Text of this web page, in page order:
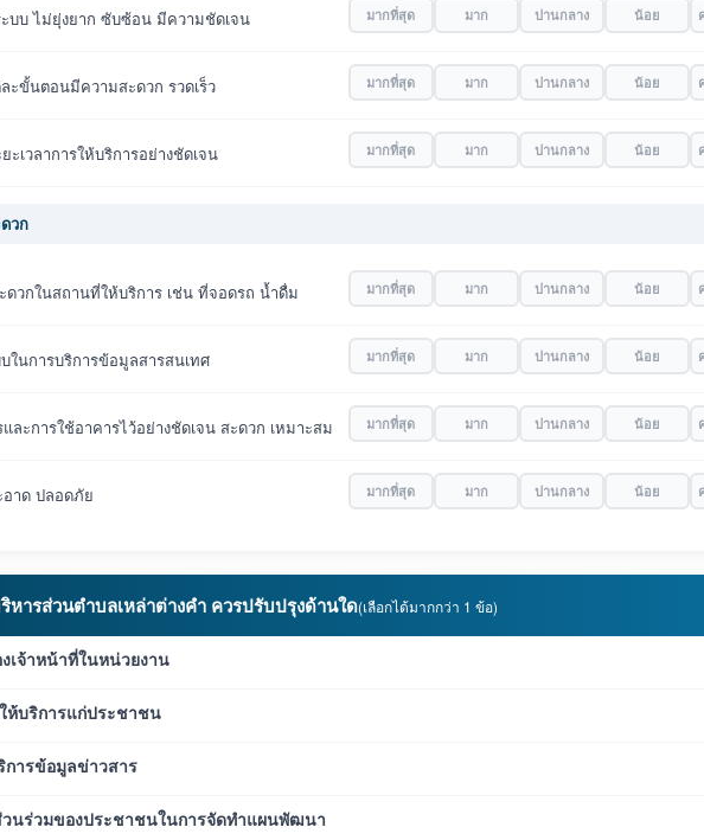
บบ ไม่ยุ่งยาก ซับซ้อน มีความชัดเจน มากที่สุด มาก ปานกลาง น้อย
ะขั้นตอนมีความสะดวก รวดเร็ว มากที่สุด มาก ปานกลาง น้อย
เวลาการให้บริการอย่างชัดเจน มากที่สุด มาก ปานกลาง น้อย
วก
ดวกในสถานที่ให้บริการ เช่น ที่จอดรถ น้ำดื่ม มากที่สุด มาก ปานกลาง น้อย
ในการบริการข้อมูลสารสนเทศ มากที่สุด มาก ปานกลาง น้อย
ละการใช้อาคารไว้อย่างชัดเจน สะดวก เหมาะสม มากที่สุด มาก ปานกลาง น้อย
าด ปลอดภัย มากที่สุด มาก ปานกลาง น้อย
หารส่วนตำบลเหล่าต่างคำ ควรปรับปรุงด้านใด(เลือกได้มากกว่า 1 ข้อ)
เจ้าหน้าที่ในหน่วยงาน
ห้บริการแก่ประชาชน
ารข้อมูลข่าวสาร
วนร่วมของประชาชนในการจัดทำแผนพัฒนา